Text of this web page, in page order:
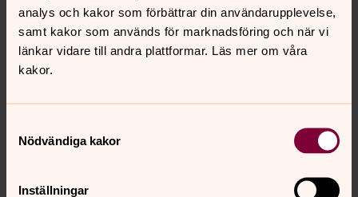
analys och kakor som förbättrar din användarupplevelse,
samt kakor som används för marknadsföring och när vi
länkar vidare till andra plattformar. Läs mer om våra
kakor.
Nödvändiga kakor
Inställningar
Synpunkter eller frågor på sidans
huskvarna.pastorat@svenskakyrkan.se